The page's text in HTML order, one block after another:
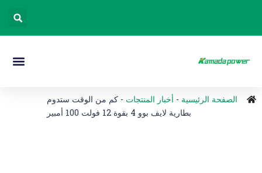
الصفحة الرئيسية - أخبار المنتجات -كم من الوقت ستدوم
بطارية لايف بوو 4 بقوة 12 فولت 100 أمبير